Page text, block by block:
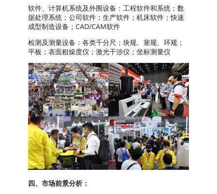
软件、计算机系统及外围设备：工程软件和系统；数
据处理系统；公司软件；生产软件；机床软件；快速
成型制造设备；CAD/CAM软件
检测及测量设备：各类千分尺；块规、塞规、环规；
平板；表面粗燥度仪；激光干涉仪；坐标测量仪
四、市场前景分析：